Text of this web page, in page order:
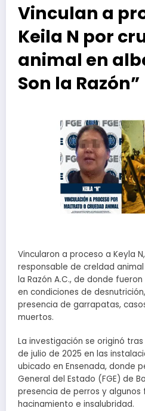
Vinculan a
Keila N por
animal en
Son la Razón”
Vincularon a proceso a Keyla
responsable de creldad
la Razón A.C., de donde
en condiciones de
presencia de garrapatas,
muertos.
La investigación se originó
de julio de 2025 en las
ubicado en Ensenada, donde
General del Estado (FGE) de
presencia de perros y algunos
hacinamiento e insalubridad.